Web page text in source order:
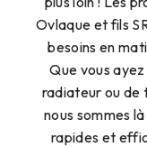
Ovlaque et fils
besoins en
Que vous
radiateur ou de
nous sommes
rapides et